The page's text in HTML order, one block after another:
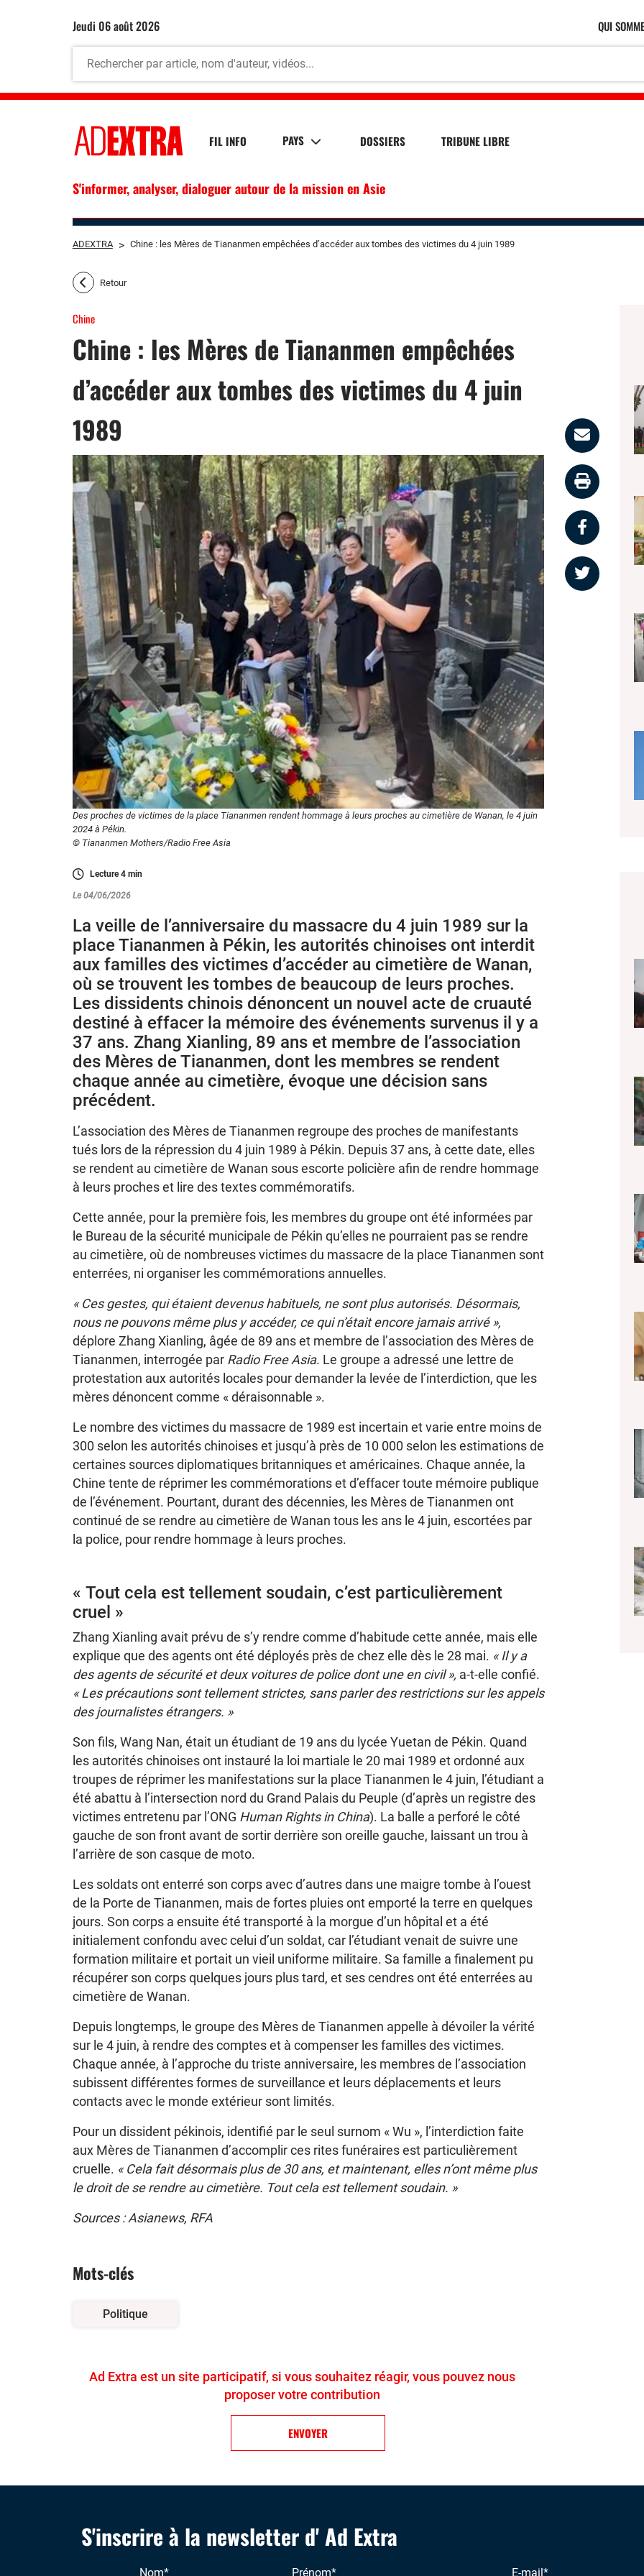
jeudi 06 août 2026 QUI
FIL INFO PAYS DOSSIERS TRIBUNE LIBRE
S'informer, analyser, dialoguer autour de la mission en Asie
ADEXTRA > Chine : les Mères de Tiananmen empêchées d’accéder aux tombes des victimes du 4 juin 1989
Retour
Chine
Chine : les Mères de Tiananmen empêchées
d’accéder aux tombes des victimes du 4 juin
1989
Des proches de victimes de la place Tiananmen rendent hommage à leurs proches au cimetière de Wanan, le 4 juin
2024 à Pékin.
© Tiananmen Mothers/Radio Free Asia
Lecture4min
Le 04/06/2026
La veille de l’anniversaire du massacre du 4 juin 1989 sur la
place Tiananmen à Pékin, les autorités chinoises ont interdit
aux familles des victimes d’accéder au cimetière de Wanan,
où se trouvent les tombes de beaucoup de leurs proches.
Les dissidents chinois dénoncent un nouvel acte de cruauté
destiné à effacer la mémoire des événements survenus il y a
37 ans. Zhang Xianling, 89 ans et membre de l’association
des Mères de Tiananmen, dont les membres se rendent
chaque année au cimetière, évoque une décision sans
précédent.
L’association des Mères de Tiananmen regroupe des proches de manifestants
tués lors de la répression du 4 juin 1989 à Pékin. Depuis 37 ans, à cette date, elles
se rendent au cimetière de Wanan sous escorte policière afin de rendre hommage
à leurs proches et lire des textes commémoratifs.
Cette année, pour la première fois, les membres du groupe ont été informées par
le Bureau de la sécurité municipale de Pékin qu’elles ne pourraient pas se rendre
au cimetière, où de nombreuses victimes du massacre de la place Tiananmen sont
enterrées, ni organiser les commémorations annuelles.
« Ces gestes, qui étaient devenus habituels, ne sont plus autorisés. Désormais,
nous ne pouvons même plus y accéder, ce qui n’était encore jamais arrivé »,
déplore Zhang Xianling, âgée de 89 ans et membre de l’association des Mères de
Tiananmen, interrogée par Radio Free Asia. Le groupe a adressé une lettre de
protestation aux autorités locales pour demander la levée de l’interdiction, que les
mères dénoncent comme « déraisonnable ».
Le nombre des victimes du massacre de 1989 est incertain et varie entre moins de
300 selon les autorités chinoises et jusqu’à près de 10 000 selon les estimations de
certaines sources diplomatiques britanniques et américaines. Chaque année, la
Chine tente de réprimer les commémorations et d’effacer toute mémoire publique
de l’événement. Pourtant, durant des décennies, les Mères de Tiananmen ont
continué de se rendre au cimetière de Wanan tous les ans le 4 juin, escortées par
la police, pour rendre hommage à leurs proches.
« Tout cela est tellement soudain, c’est particulièrement
cruel »
Zhang Xianling avait prévu de s’y rendre comme d’habitude cette année, mais elle
explique que des agents ont été déployés près de chez elle dès le 28 mai. « Il y a
des agents de sécurité et deux voitures de police dont une en civil », a-t-elle confié.
« Les précautions sont tellement strictes, sans parler des restrictions sur les appels
des journalistes étrangers. »
Son fils, Wang Nan, était un étudiant de 19 ans du lycée Yuetan de Pékin. Quand
les autorités chinoises ont instauré la loi martiale le 20 mai 1989 et ordonné aux
troupes de réprimer les manifestations sur la place Tiananmen le 4 juin, l’étudiant a
été abattu à l’intersection nord du Grand Palais du Peuple (d’après un registre des
victimes entretenu par l’ONG Human Rights in China). La balle a perforé le côté
gauche de son front avant de sortir derrière son oreille gauche, laissant un trou à
l’arrière de son casque de moto.
Les soldats ont enterré son corps avec d’autres dans une maigre tombe à l’ouest
de la Porte de Tiananmen, mais de fortes pluies ont emporté la terre en quelques
jours. Son corps a ensuite été transporté à la morgue d’un hôpital et a été
initialement confondu avec celui d’un soldat, car l’étudiant venait de suivre une
formation militaire et portait un vieil uniforme militaire. Sa famille a finalement pu
récupérer son corps quelques jours plus tard, et ses cendres ont été enterrées au
cimetière de Wanan.
Depuis longtemps, le groupe des Mères de Tiananmen appelle à dévoiler la vérité
sur le 4 juin, à rendre des comptes et à compenser les familles des victimes.
Chaque année, à l’approche du triste anniversaire, les membres de l’association
subissent différentes formes de surveillance et leurs déplacements et leurs
contacts avec le monde extérieur sont limités.
Pour un dissident pékinois, identifié par le seul surnom « Wu », l’interdiction faite
aux Mères de Tiananmen d’accomplir ces rites funéraires est particulièrement
cruelle. « Cela fait désormais plus de 30 ans, et maintenant, elles n’ont même plus
le droit de se rendre au cimetière. Tout cela est tellement soudain. »
Sources : Asianews, RFA
Mots-clés
Politique
Ad Extra est un site participatif, si vous souhaitez réagir, vous pouvez nous
proposer votre contribution
ENVOYER
email
page
twitter
S'inscrire à la newsletter d' Ad Extra
Nom* Prénom* E-mail*